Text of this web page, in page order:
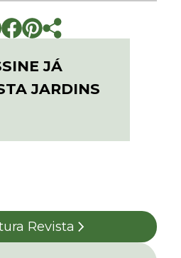
JÁ
JARDINS
Revista